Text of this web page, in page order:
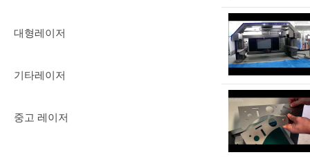
대형레이저
기타레이저
중고 레이저